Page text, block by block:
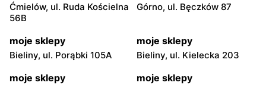
Ćmielów, ul. Ruda Kościelna
56B
Górno, ul. Bęczków 87
moje sklepy
Bieliny, ul. Porąbki 105A
moje sklepy
Bieliny, ul. Kielecka 203
moje sklepy moje sklepy